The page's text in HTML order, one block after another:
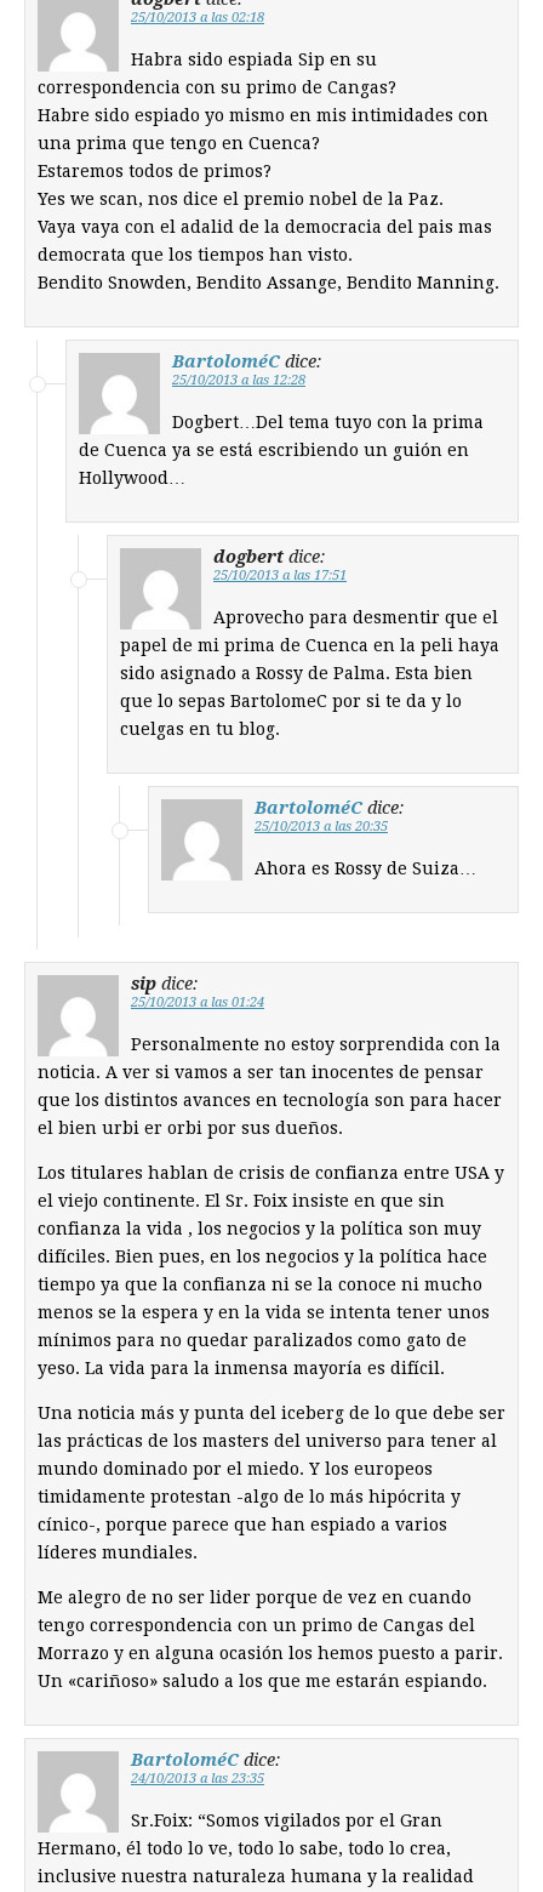
25/10/2013 a las 02:18
Habra sido espiada Sip en su
correspondencia con su primo de Cangas?
Habre sido espiado yo mismo en mis intimidades con
una prima que tengo en Cuenca?
Estaremos todos de primos?
Yes we scan, nos dice el premio nobel de la Paz.
Vaya vaya con el adalid de la democracia del pais mas
democrata que los tiempos han visto.
Bendito Snowden, Bendito Assange, Bendito Manning.
BartoloméC dice:
25/10/2013 a las 12:28
Dogbert…Del tema tuyo con la prima
de Cuenca ya se está escribiendo un guión en
Hollywood…
dogbert dice:
25/10/2013 a las 17:51
Aprovecho para desmentir que el
papel de mi prima de Cuenca en la peli haya
sido asignado a Rossy de Palma. Esta bien
que lo sepas BartolomeC por si te da y lo
cuelgas en tu blog.
BartoloméC dice:
25/10/2013 a las 20:35
Ahora es Rossy de Suiza…
sip dice:
25/10/2013 a las 01:24
Personalmente no estoy sorprendida con la
noticia. A ver si vamos a ser tan inocentes de pensar
que los distintos avances en tecnología son para hacer
el bien urbi er orbi por sus dueños.
Los titulares hablan de crisis de confianza entre USA y
el viejo continente. El Sr. Foix insiste en que sin
confianza la vida , los negocios y la política son muy
difíciles. Bien pues, en los negocios y la política hace
tiempo ya que la confianza ni se la conoce ni mucho
menos se la espera y en la vida se intenta tener unos
mínimos para no quedar paralizados como gato de
yeso. La vida para la inmensa mayoría es difícil.
Una noticia más y punta del iceberg de lo que debe ser
las prácticas de los masters del universo para tener al
mundo dominado por el miedo. Y los europeos
timidamente protestan -algo de lo más hipócrita y
cínico-, porque parece que han espiado a varios
líderes mundiales.
Me alegro de no ser lider porque de vez en cuando
tengo correspondencia con un primo de Cangas del
Morrazo y en alguna ocasión los hemos puesto a parir.
Un «cariñoso» saludo a los que me estarán espiando.
BartoloméC dice:
24/10/2013 a las 23:35
Sr.Foix: “Somos vigilados por el Gran
Hermano, él todo lo ve, todo lo sabe, todo lo crea,
inclusive nuestra naturaleza humana y la realidad